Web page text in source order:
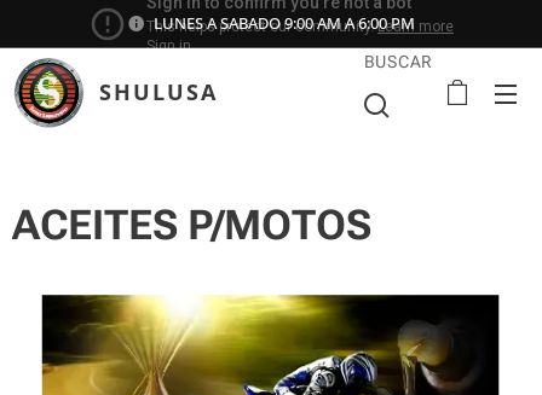
LUNES A SABADO 9:00 AM A 6:00 PM
SHULUSA
BUSCAR
ACEITES P/MOTOS